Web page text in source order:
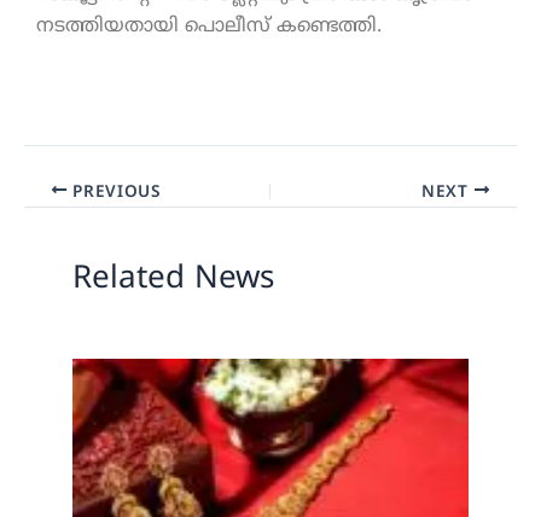
നടത്തിയതായി പൊലീസ് കണ്ടെത്തി.
PREVIOUS NEXT
Related News